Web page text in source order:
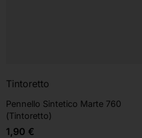
Tintoretto
Pennello Sintetico Marte 760
(Tintoretto)
1,90 €